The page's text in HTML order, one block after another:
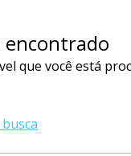
encontrado
que você está